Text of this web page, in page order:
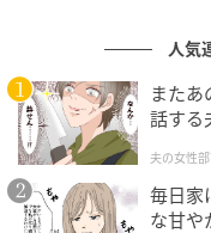
人気
また
話する
夫の女性
毎日家
な甘や